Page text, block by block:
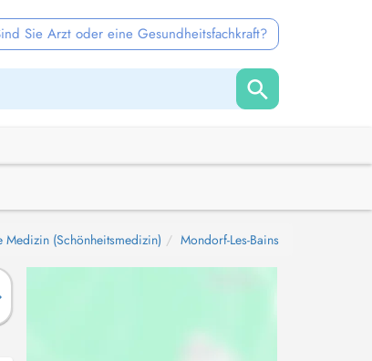
Sie Arzt oder eine Gesundheitsfachkraft?
Medizin (Schönheitsmedizin) Mondorf-Les-Bains